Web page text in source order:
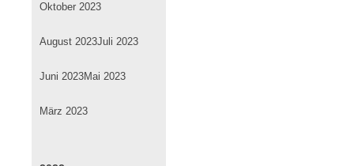
Oktober 2023
August 2023Juli 2023
Juni 2023Mai 2023
März 2023